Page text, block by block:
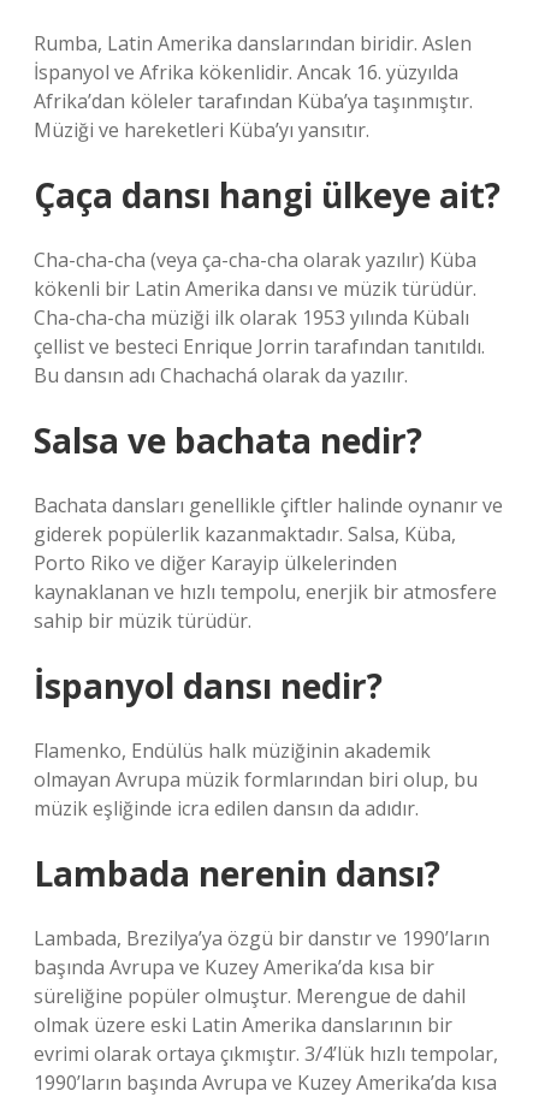
Rumba, Latin Amerika danslarından biridir. Aslen
İspanyol ve Afrika kökenlidir. Ancak 16. yüzyılda
Afrika’dan köleler tarafından Küba’ya taşınmıştır.
Müziği ve hareketleri Küba’yı yansıtır.
Çaça dansı hangi ülkeye ait?
Cha-cha-cha (veya ça-cha-cha olarak yazılır) Küba
kökenli bir Latin Amerika dansı ve müzik türüdür.
Cha-cha-cha müziği ilk olarak 1953 yılında Kübalı
çellist ve besteci Enrique Jorrin tarafından tanıtıldı.
Bu dansın adı Chachachá olarak da yazılır.
Salsa ve bachata nedir?
Bachata dansları genellikle çiftler halinde oynanır ve
giderek popülerlik kazanmaktadır. Salsa, Küba,
Porto Riko ve diğer Karayip ülkelerinden
kaynaklanan ve hızlı tempolu, enerjik bir atmosfere
sahip bir müzik türüdür.
İspanyol dansı nedir?
Flamenko, Endülüs halk müziğinin akademik
olmayan Avrupa müzik formlarından biri olup, bu
müzik eşliğinde icra edilen dansın da adıdır.
Lambada nerenin dansı?
Lambada, Brezilya’ya özgü bir danstır ve 1990’ların
başında Avrupa ve Kuzey Amerika’da kısa bir
süreliğine popüler olmuştur. Merengue de dahil
olmak üzere eski Latin Amerika danslarının bir
evrimi olarak ortaya çıkmıştır. 3/4’lük hızlı tempolar,
1990’ların başında Avrupa ve Kuzey Amerika’da kısa